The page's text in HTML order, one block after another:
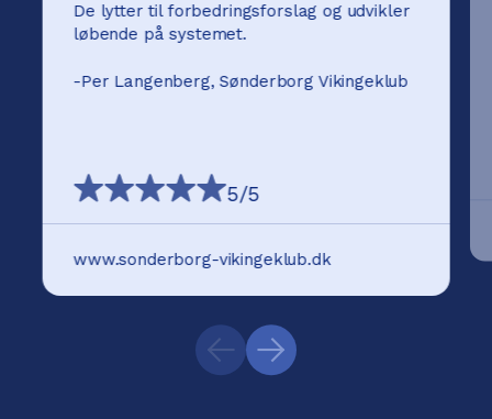
De lytter til forbedringsforslag og udvikler
løbende på systemet.
-Per Langenberg, Sønderborg Vikingeklub
5/5
www.sonderborg-vikingeklub.dk